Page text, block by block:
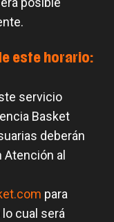
este horario:
servicio
Basket
deberán
al
para
cual será